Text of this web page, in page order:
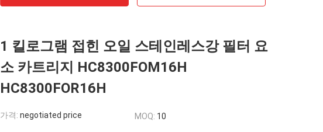
1 킬로그램 접힌 오일 스테인레스강 필터 요
소 카트리지 HC8300FOM16H
HC8300FOR16H
가격: negotiated price MOQ: 10